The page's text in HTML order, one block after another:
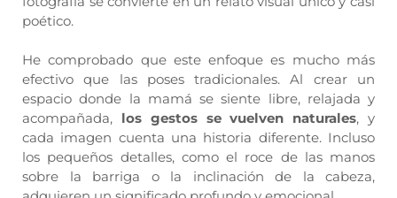
poético.
He comprobado que este enfoque es mucho más
efectivo que las poses tradicionales. Al crear un
espacio donde la mamá se siente libre, relajada y
acompañada, los gestos se vuelven naturales, y
cada imagen cuenta una historia diferente. Incluso
los pequeños detalles, como el roce de las manos
sobre la barriga o la inclinación de la cabeza,